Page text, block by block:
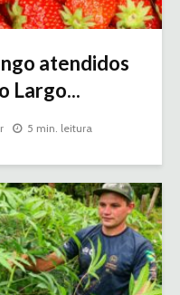
atendidos
Largo...
5 min. leitura